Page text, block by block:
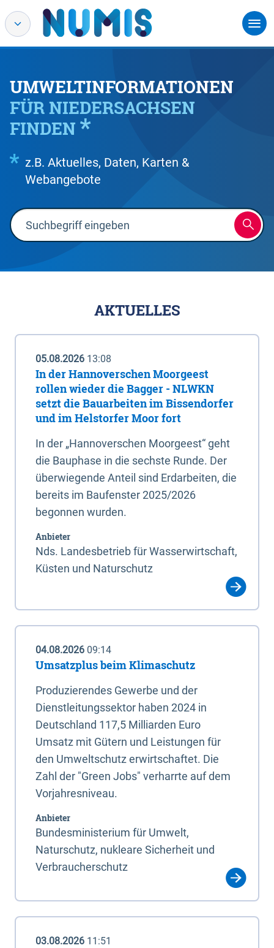
UMWELTINFORMATIONEN
FÜR NIEDERSACHSEN
FINDEN
z.B. Aktuelles, Daten, Karten &
Webangebote
AKTUELLES
05.08.2026 13:08
In der Hannoverschen Moorgeest
rollen wieder die Bagger - NLWKN
setzt die Bauarbeiten im Bissendorfer
und im Helstorfer Moor fort
In der „Hannoverschen Moorgeest“ geht
die Bauphase in die sechste Runde. Der
überwiegende Anteil sind Erdarbeiten, die
bereits im Baufenster 2025/2026
begonnen wurden.
Anbieter
Nds. Landesbetrieb für Wasserwirtschaft,
Küsten und Naturschutz
04.08.2026 09:14
Umsatzplus beim Klimaschutz
Produzierendes Gewerbe und der
Dienstleitungssektor haben 2024 in
Deutschland 117,5 Milliarden Euro
Umsatz mit Gütern und Leistungen für
den Umweltschutz erwirtschaftet. Die
Zahl der "Green Jobs" verharrte auf dem
Vorjahresniveau.
Anbieter
Bundesministerium für Umwelt,
Naturschutz, nukleare Sicherheit und
Verbraucherschutz
03.08.2026 11:51